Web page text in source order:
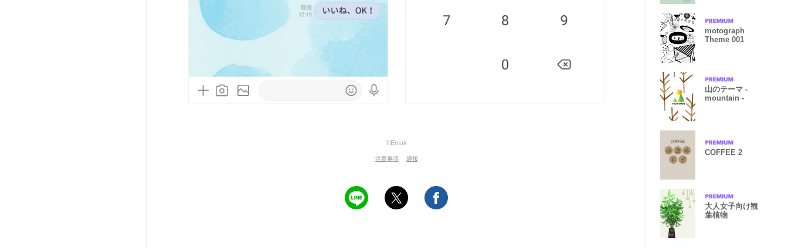
©Emak
注意事項 通報
motograph
Theme 001
山のテーマ -
mountain -
COFFEE 2
大人女子向け観
葉植物